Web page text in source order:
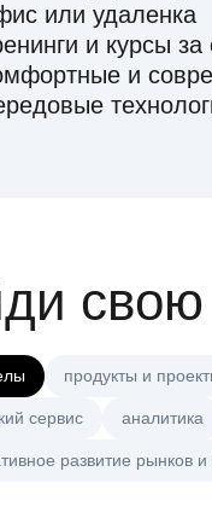
или удаленка
и курсы
и
продукты и
сервис аналитика
развитие рынков и